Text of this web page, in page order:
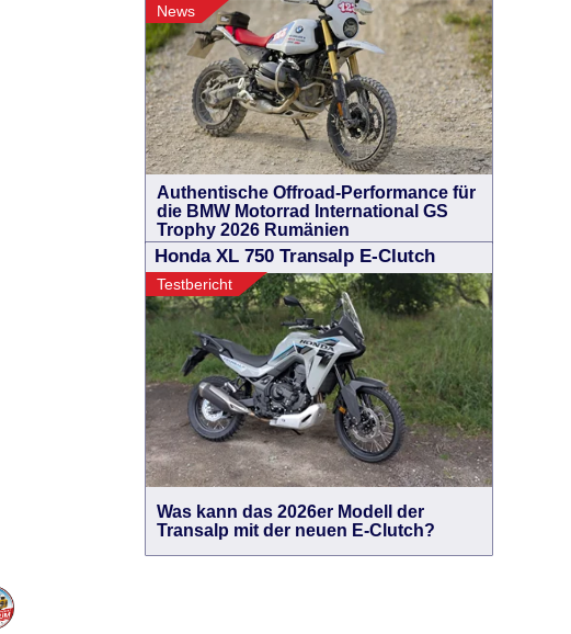
News
Authentische Offroad-Performance für
die BMW Motorrad International GS
Trophy 2026 Rumänien
Honda XL 750 Transalp E-Clutch
Testbericht
Was kann das 2026er Modell der
Transalp mit der neuen E-Clutch?